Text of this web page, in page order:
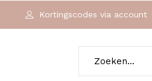
Kortingscodes via account